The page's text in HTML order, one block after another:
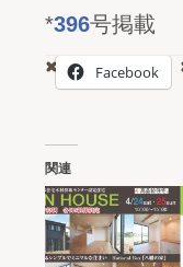
*396号掲載
Facebook
関連